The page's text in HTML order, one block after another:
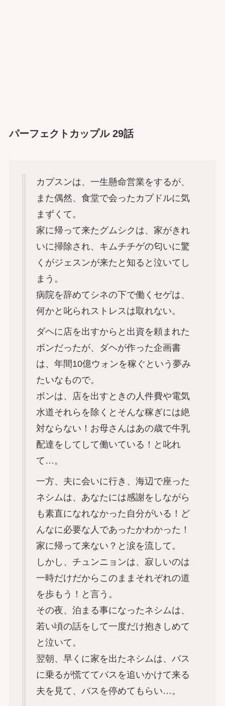
パーフェクトカップル 29話
カプスンは、一生懸命営業をするが、
また偶然、食堂で会ったカプドルに気
まずくて。
家に帰って来たグムシクは、家がきれ
いに掃除され、キムチチゲの匂いに驚
くがジェスンが来たと知ると泣いてし
まう。
病院を辞めてシネの下で働くセゲは、
何かと叱られストレスは取れない。
ダヘに店を出すからと出資を頼まれた
ボンだったが、ダヘが作った企画書
は、年間10億ウォンを稼ぐという夢み
たいなもので。
ボンは、店を出すときの人件費や電気
水道それらを除くとそんな稼ぎには絶
対ならない！お母さんはあの歳で牛乳
配達をしてして働いている！と叱れ
て…。
一方、夫に会いに行き、海辺で座った
ネシムは、あなたには感謝をしながら
も素直になれなかった自分がいる！ど
んなに必要な人であったかわかった！
家に帰って来ない？と涙を流して。
しかし、チュンニョンは、寂しいのは
一時だけだからこのままそれぞれの道
を歩もう！と言う。
その夜、泊まる事になったネシムは、
若い頃の話をして一度だけ抱きしめて
と泣いて。
翌朝、早くに家を出たネシムは、バス
に乗るが慌ててバスを追いかけて来る
夫を見て、バスを停めてもらい…。